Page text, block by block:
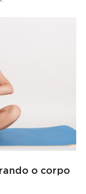
o corpo